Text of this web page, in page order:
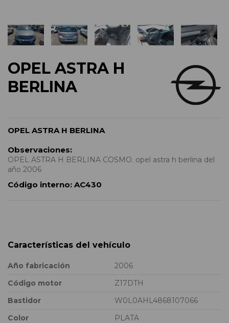
OPEL ASTRA H
BERLINA
OPEL ASTRA H BERLINA
Observaciones:
OPEL ASTRA H BERLINA COSMO. opel astra h berlina del
año 2006
Código interno: AC430
Características del vehículo
Año fabricación
2006
Código motor
Z17DTH
Bastidor
W0L0AHL4868107066
Color
PLATA